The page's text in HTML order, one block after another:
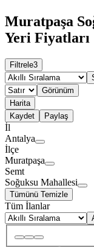
Muratpaşa
Yeri Fiyatları
Filtrele3
Görünüm
Harita
Kaydet
Paylaş
İl
Antalya
İlçe
Muratpaşa
Semt
Soğuksu Mahallesi
Tümünü Temizle
Tüm İlanlar